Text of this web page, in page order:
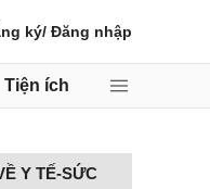
ký/ Đăng nhập
Tiện ích
Y TẾ-SỨC